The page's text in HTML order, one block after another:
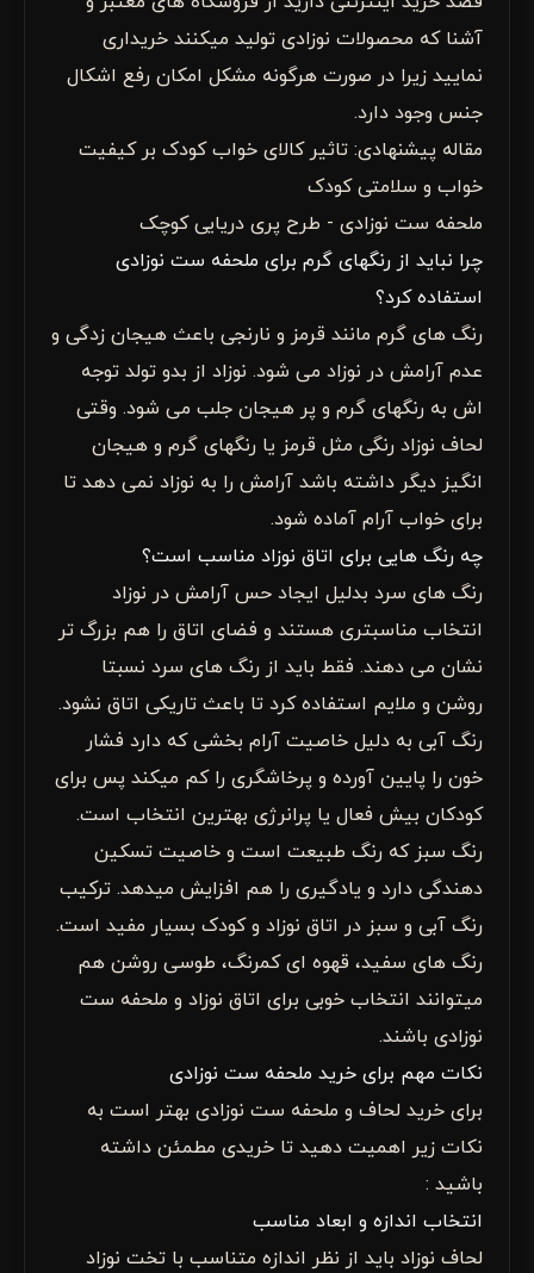
آشنا که محصولات نوزادی تولید میکنند خریداری
نمایید زیرا در صورت هرگونه مشکل امکان رفع اشکال
جنس وجود دارد.
مقاله پیشنهادی: تاثیر کالای خواب کودک بر کیفیت
خواب و سلامتی کودک
ملحفه ست نوزادی - طرح پری دریایی کوچک
چرا نباید از رنگهای گرم برای ملحفه ست نوزادی
استفاده کرد؟
رنگ های گرم مانند قرمز و نارنجی باعث هیجان زدگی و
عدم آرامش در نوزاد می شود. نوزاد از بدو تولد توجه
اش به رنگهای گرم و پر هیجان جلب می شود. وقتی
لحاف نوزاد رنگی مثل قرمز یا رنگهای گرم و هیجان
انگیز دیگر داشته باشد آرامش را به نوزاد نمی دهد تا
برای خواب آرام آماده شود.
چه رنگ هایی برای اتاق نوزاد مناسب است؟
رنگ های سرد بدلیل ایجاد حس آرامش در نوزاد
انتخاب مناسبتری هستند و فضای اتاق را هم بزرگ تر
نشان می دهند. فقط باید از رنگ های سرد نسبتا
روشن و ملایم استفاده کرد تا باعث تاریکی اتاق نشود.
رنگ آبی به دلیل خاصیت آرام بخشی که دارد فشار
خون را پایین آورده و پرخاشگری را کم میکند پس برای
کودکان بیش فعال یا پرانرژی بهترین انتخاب است.
رنگ سبز که رنگ طبیعت است و خاصیت تسکین
دهندگی دارد و یادگیری را هم افزایش میدهد. ترکیب
رنگ آبی و سبز در اتاق نوزاد و کودک بسیار مفید است.
رنگ های سفید، قهوه ای کمرنگ، طوسی روشن هم
میتوانند انتخاب خوبی برای اتاق نوزاد و ملحفه ست
نوزادی باشند.
نکات مهم برای خرید ملحفه ست نوزادی
برای خرید لحاف و ملحفه ست نوزادی بهتر است به
نکات زیر اهمیت دهید تا خریدی مطمئن داشته
باشید :
انتخاب اندازه و ابعاد مناسب
لحاف نوزاد باید از نظر اندازه متناسب با تخت نوزاد